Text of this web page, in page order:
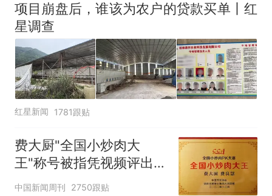
项目崩盘后，谁该为农户的贷款买单丨红
星调查
红星新闻 1781跟贴
费大厨"全国小炒肉大
王"称号被指凭视频评出
官方回应
中国新闻周刊 2750跟贴